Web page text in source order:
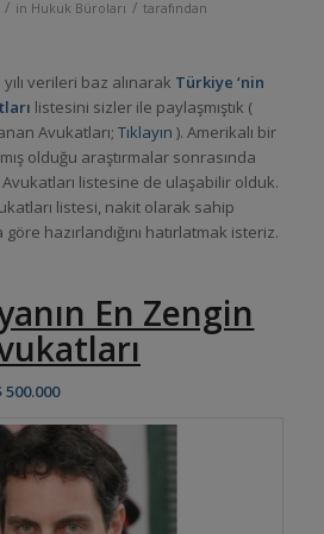
/ in Hukuk Büroları / tarafından
verileri baz alınarak Türkiye ‘nin
listesini sizler ile paylaşmıştık (
Avukatları; Tıklayın ). Amerikalı bir
olduğu araştırmalar sonrasında
listesine de ulaşabilir olduk.
listesi, nakit olarak sahip
hazırlandığını hatırlatmak isteriz.
En Zengin